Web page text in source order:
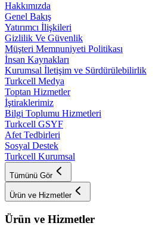
Hakkımızda
Genel Bakış
Yatırımcı İlişkileri
Gizlilik Ve Güvenlik
Müşteri Memnuniyeti Politikası
İnsan Kaynakları
Kurumsal İletişim ve Sürdürülebilirlik
Turkcell Medya
Toptan Hizmetler
İştiraklerimiz
Bilgi Toplumu Hizmetleri
Turkcell GSYF
Afet Tedbirleri
Sosyal Destek
Turkcell Kurumsal
Tümünü Gör
Ürün ve Hizmetler
Ürün ve Hizmetler